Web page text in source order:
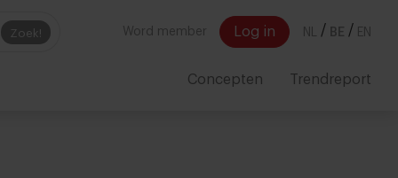
Zoek! Word member Log in NL / BE / EN
Concepten Trendreport